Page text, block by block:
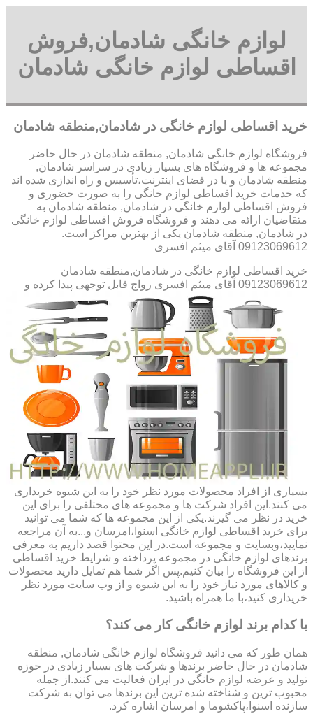
لوازم خانگی شادمان,فروش
اقساطی لوازم خانگی شادمان
خرید اقساطی لوازم خانگی در شادمان,منطقه شادمان
فروشگاه لوازم خانگی شادمان, منطقه شادمان در حال حاضر
مجموعه ها و فروشگاه های بسیار زیادی در سراسر شادمان,
منطقه شادمان و یا در فضای اینترنت،تأسیس و راه اندازی شده اند
که خدمات خرید اقساطی لوازم خانگی را به صورت حضوری و
فروش اقساطی لوازم خانگی در شادمان, منطقه شادمان به
متقاضیان ارائه می دهند و فروشگاه فروش اقساطی لوازم خانگی
در شادمان, منطقه شادمان یکی از بهترین مراکز است.
09123069612 آقای میثم افسری
خرید اقساطی لوازم خانگی در شادمان,منطقه شادمان
09123069612 آقای میثم افسری
رواج قابل توجهی پیدا کرده و
بسیاری از افراد محصولات مورد نظر خود را به این شیوه خریداری
می کنند.این افراد شرکت ها و مجموعه های مختلفی را برای این
خرید در نظر می گیرند.یکی از این مجموعه ها که شما می توانید
برای خرید اقساطی لوازم خانگی اسنوا،امرسان و...به آن مراجعه
نمایید،وبسایت و مجموعه است.در این محتوا قصد داریم به معرفی
برندهای لوازم خانگی در مجموعه پرداخته و شرایط خرید اقساطی
از این فروشگاه را بیان کنیم.پس اگر شما هم تمایل دارید محصولات
و کالاهای مورد نیاز خود را به این شیوه و از وب سایت مورد نظر
خریداری کنید،با ما همراه باشید.
با کدام برند لوازم خانگی کار می کند؟
همان طور که می دانید فروشگاه لوازم خانگی شادمان, منطقه
شادمان در حال حاضر برندها و شرکت های بسیار زیادی در حوزه
تولید و عرضه لوازم خانگی در ایران فعالیت می کنند.از جمله
محبوب ترین و شناخته شده ترین این برندها می توان به شرکت
سازنده اسنوا،پاکشوما و امرسان اشاره کرد.